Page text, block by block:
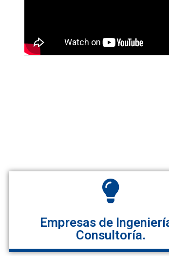
Empresas de
Consultoría.